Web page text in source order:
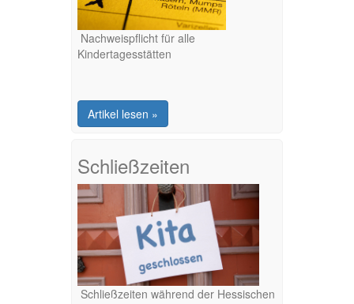
Nachweispflicht für alle
Kindertagesstätten
Artikel lesen »
Schließzeiten
Schließzeiten während der Hessischen